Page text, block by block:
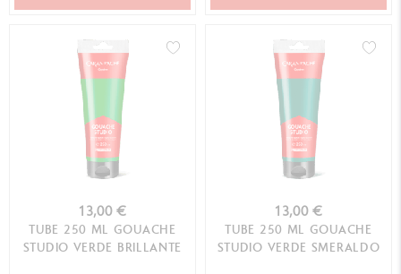
13,00 €
TUBE 250 ML GOUACHE
STUDIO VERDE BRILLANTE
13,00 €
TUBE 250 ML GOUACHE
STUDIO VERDE SMERALDO